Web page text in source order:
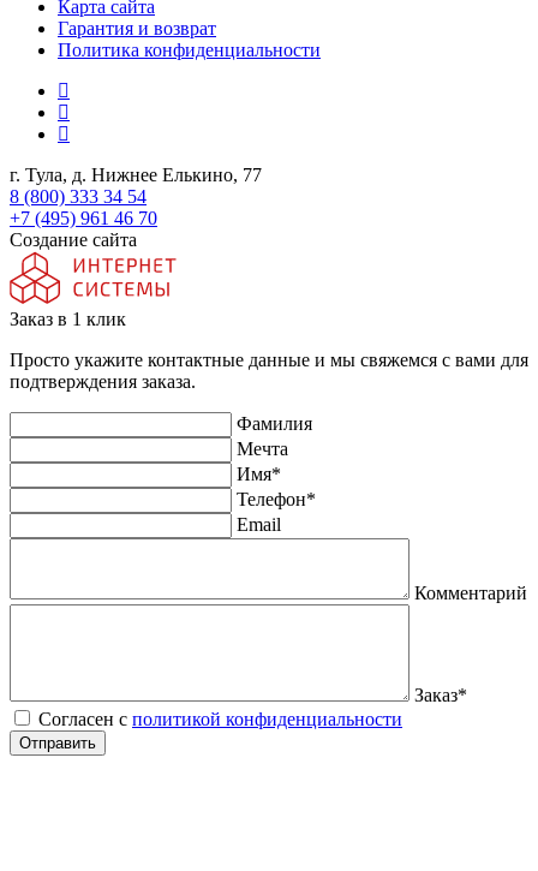
Карта сайта
Гарантия и возврат
Политика конфиденциальности
г. Тула, д. Нижнее Елькино, 77
8 (800) 333 34 54
+7 (495) 961 46 70
Создание сайта
Заказ в 1 клик
Просто укажите контактные данные и мы свяжемся с вами для
подтверждения заказа.
Фамилия
Мечта
Имя*
Телефон*
Email
Комментарий
Заказ*
Согласен с политикой конфиденциальности
Отправить